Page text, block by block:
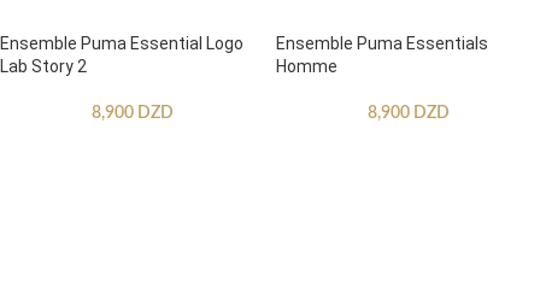
Ensemble Puma Essential Logo
Lab Story 2
8,900 DZD
Ensemble Puma Essentials
Homme
8,900 DZD